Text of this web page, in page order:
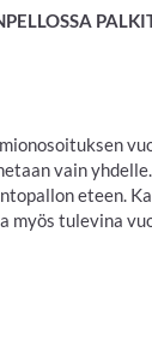
vain
eteen.
myös tulevina